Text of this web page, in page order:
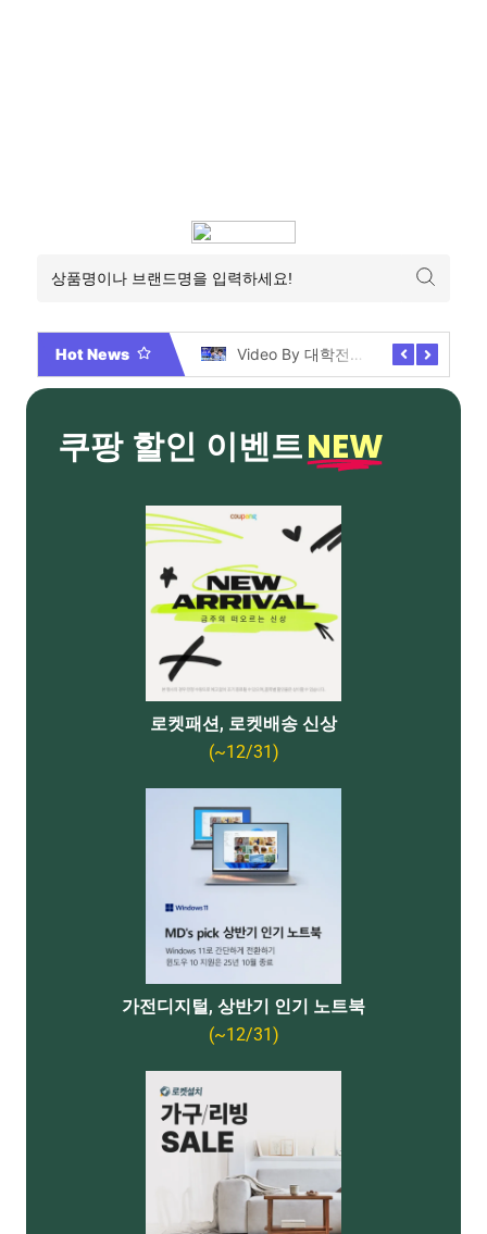
Hot News Video By 대학전쟁 시즌 3 전편 공개 완료!
쿠팡 할인 이벤트NEW
로켓패션, 로켓배송 신상
(~12/31)
가전디지털, 상반기 인기 노트북
(~12/31)